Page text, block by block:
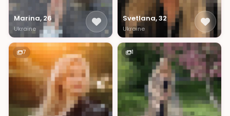
Marina, 26
Ukraine
Svetlana, 32
Ukraine
7 1